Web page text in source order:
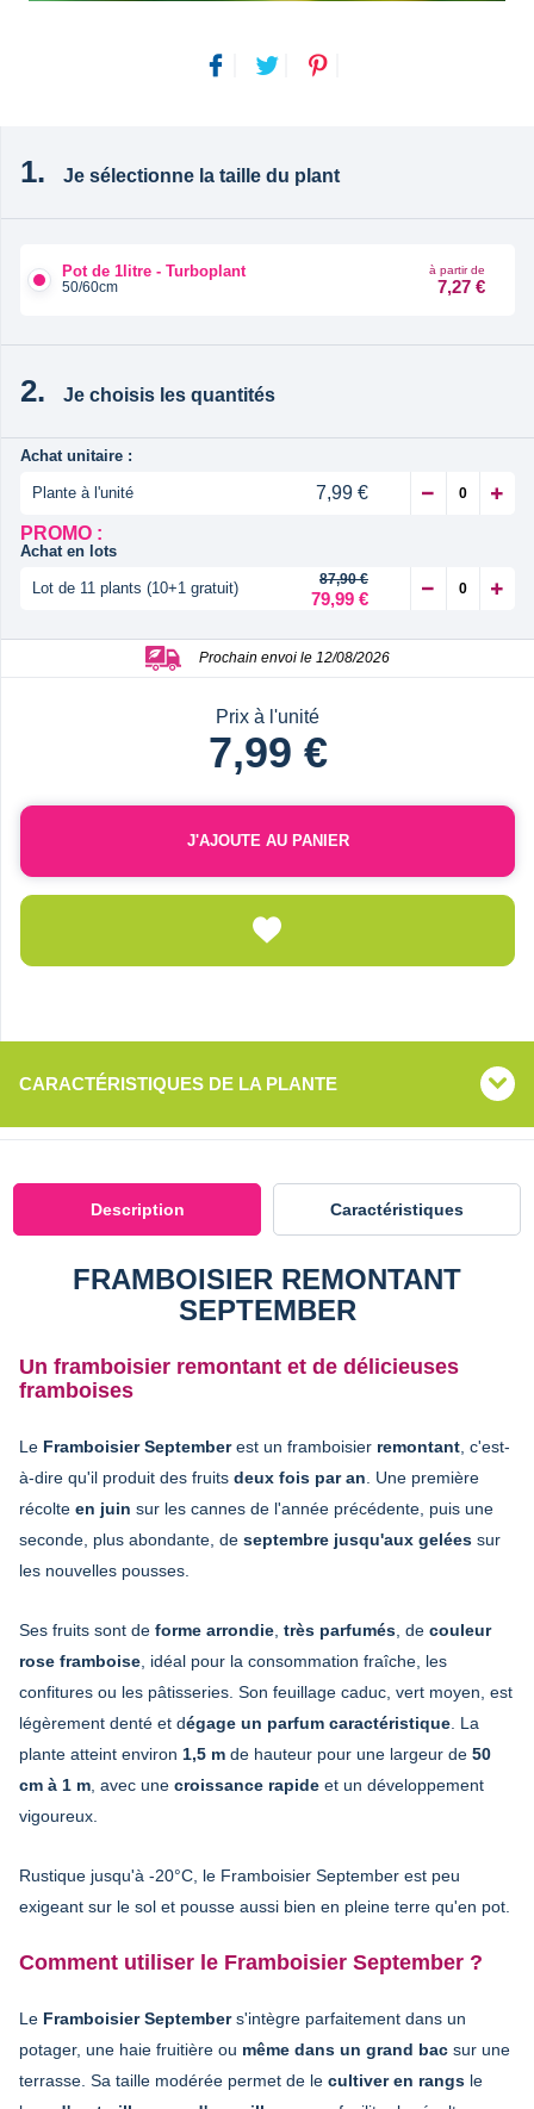
Je sélectionne la taille du plant
Pot de 1litre - Turboplant
50/60cm
à partir de
7,27 €
Je choisis les quantités
Achat unitaire :
Plante à l'unité
7,99 €
PROMO :
Achat en lots
Lot de 11 plants (10+1 gratuit) 87,90 €
79,99 €
Prochain envoi le 12/08/2026
Prix à l'unité
7,99 €
J'AJOUTE AU PANIER
CARACTÉRISTIQUES DE LA PLANTE
Description Caractéristiques
FRAMBOISIER REMONTANT
SEPTEMBER
Un framboisier remontant et de délicieuses
framboises
Le Framboisier Septemberest un framboisier remontant , c'est-
à-dire qu'il produit des fruits deux fois par an . Une première
récolte en juin sur les cannes de l'année précédente, puis une
seconde, plus abondante, de septembre jusqu'aux gelées sur
les nouvelles pousses.
Ses fruits sont de forme arrondie très parfumés , de couleur
rose framboise , idéal pour la consommation fraîche, les
confitures ou les pâtisseries. Son feuillage caduc, vert moyen, est
légèrement denté et dégage un parfum caractéristique . La
plante atteint environ 1,5 m de hauteur pour une largeur de 50
cm à 1 m , avec une croissance rapide et un développement
vigoureux.
Rustique jusqu'à -20°C, le Framboisier September est peu
exigeant sur le sol et pousse aussi bien en pleine terre qu'en pot.
Comment utiliser le Framboisier September ?
Le Framboisier Septembers'intègre parfaitement dans un
potager, une haie fruitière ou même dans un grand bac sur une
terrasse. Sa taille modérée permet de le cultiver en rangs le